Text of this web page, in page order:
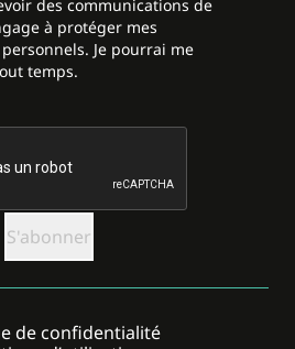
des communications de
à protéger mes
Je pourrai me
temps.
de confidentialité